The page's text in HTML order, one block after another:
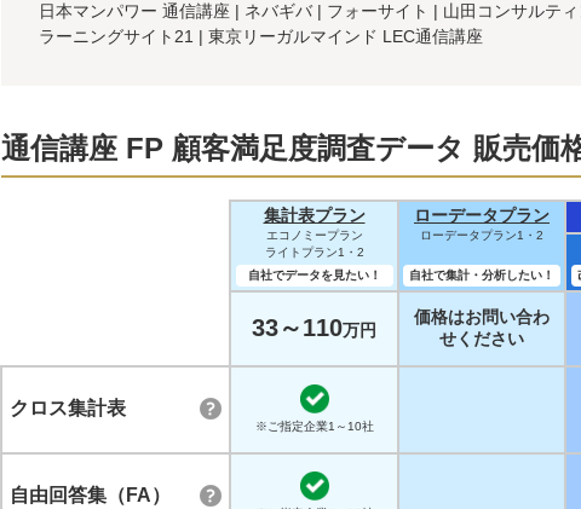
日本マンパワー 通信講座
ネバギバ フォーサイト 山田コンサルテ
ラーニングサイト21
東京リーガルマインド LEC通信講座
通信講座 FP 顧客満足度調査データ 販売価
集計表プラン
エコノミープラン
ライトプラン1・2
自社でデータを見たい！
ローデータプラン
ローデータプラン1・2
自社で集計・分析したい！
33～110万円
価格はお問い合わ
せください
クロス集計表
※ご指定企業1～10社
自由回答集（FA）